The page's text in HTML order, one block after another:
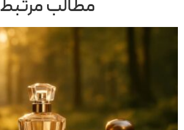
مطالب مرتبط